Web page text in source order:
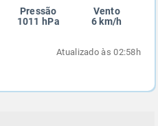
Pressão
1011 hPa
Vento
6 km/h
Atualizado às 02:58h